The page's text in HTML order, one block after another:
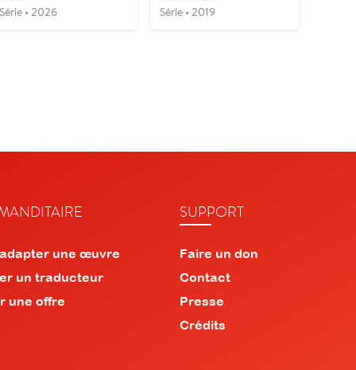
• 2026 Série • 2019
une œuvre
un traducteur
une offre
SUPPORT
Faire un don
Contact
Presse
Crédits